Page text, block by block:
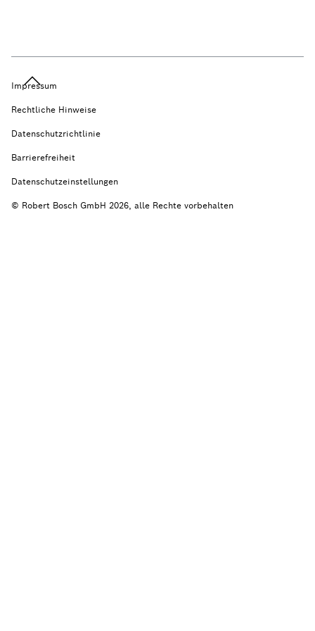
Impressum
Rechtliche Hinweise
Datenschutzrichtlinie
Barrierefreiheit
Datenschutzeinstellungen
© Robert Bosch GmbH 2026, alle Rechte vorbehalten